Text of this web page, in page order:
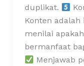
duplikat.
Konten adalah
menilai
bermanfaat
Menjawab